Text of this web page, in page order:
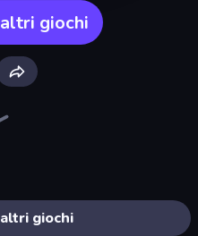
giochi
giochi